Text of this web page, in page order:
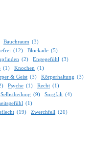
Bauchraum (3)
(12) Blockade (5)
(2) Engegefühl
(3)
(1) Knochen (1)
& Geist (3) Körperhaltung (3)
Psyche (1) Recht (1)
Selbstheilung (9) Sorgfalt (4)
(1)
(19) Zwerchfell (20)